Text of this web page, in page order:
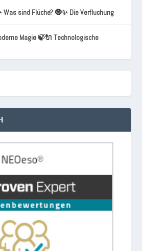
Was sind Flüche? 🧿✨ Die Verfluchung
Magie 🍃🔌 Technologische